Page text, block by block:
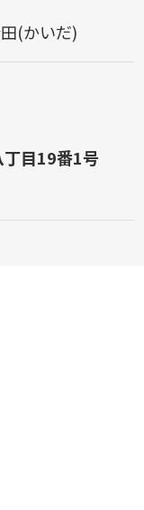
(かいだ)
目19番1号